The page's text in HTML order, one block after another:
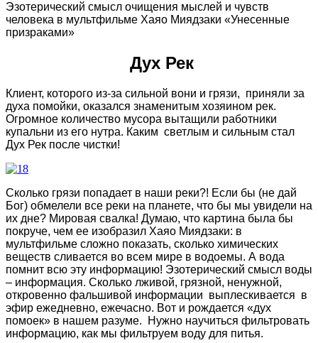
Эзотерический смысл очищения мыслей и чувств
человека в мультфильме Хаяо Миядзаки «Унесенные
призраками»
Дух Рек
Клиент, которого из-за сильной вони и грязи, приняли за
духа помойки, оказался знаменитым хозяином рек.
Огромное количество мусора вытащили работники
купальни из его нутра. Каким светлым и сильным стал
Дух Рек после чистки!
Сколько грязи попадает в наши реки?! Если бы (не дай
Бог) обмелели все реки на планете, что бы мы увидели на
их дне? Мировая свалка! Думаю, что картина была бы
покруче, чем ее изобразил Хаяо Миядзаки: в
мультфильме сложно показать, сколько химических
веществ сливается во всем мире в водоемы. А вода
помнит всю эту информацию! Эзотерический смысл воды
– информация. Сколько лживой, грязной, ненужной,
откровенно фальшивой информации выплескивается в
эфир ежедневно, ежечасно. Вот и рождается «дух
помоек» в нашем разуме. Нужно научиться фильтровать
информацию, как мы фильтруем воду для питья.